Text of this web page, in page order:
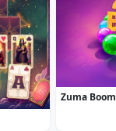
Zuma Boom